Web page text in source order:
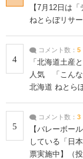
【7月12日は
ねとらぼリサ
4
コメント数： 5
「北海道土産
人気 「こんな
北海道 ねとら
5
コメント数： 3
【バレーボー
している「日
票実施中】（